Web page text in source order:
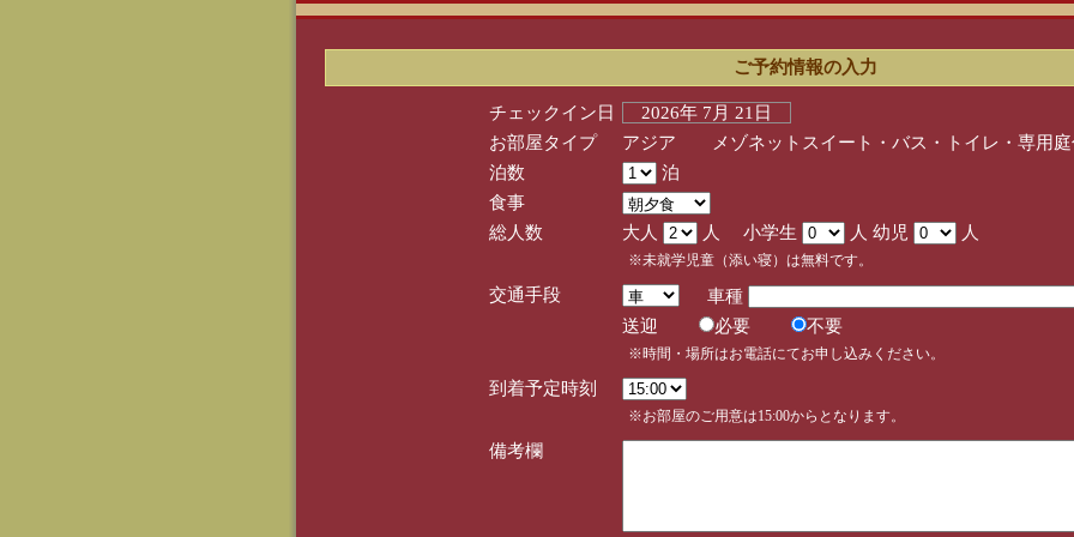
ご予約情報の入力
チェックイン日
2026年 7月 21日
お部屋タイプ
アジア メゾネットスイート・バス・トイレ・専用庭
泊数
泊
食事
総人数
大人 人 小学生 人 幼児 人
※未就学児童（添い寝）は無料です。
交通手段
車種
送迎
必要 不要
※時間・場所はお電話にてお申し込みください。
到着予定時刻
※お部屋のご用意は15:00からとなります。
備考欄